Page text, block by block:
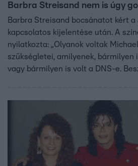
Barbra Streisand nem is úgy
Barbra Streisand bocsánatot kért a
kapcsolatos kijelentése után. A
nyilatkozta: „Olyanok voltak
szükségletei, amilyenek, bármilyen
vagy bármilyen is volt a DNS-e.
mindketten házasok, gyerekeik is
ölte meg őket.”